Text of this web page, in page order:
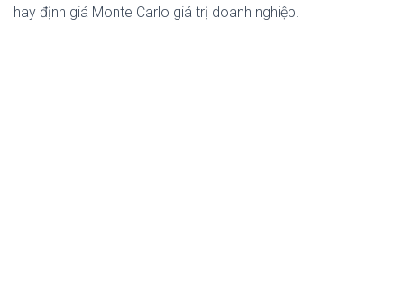
hay định giá Monte Carlo giá trị doanh nghiệp.